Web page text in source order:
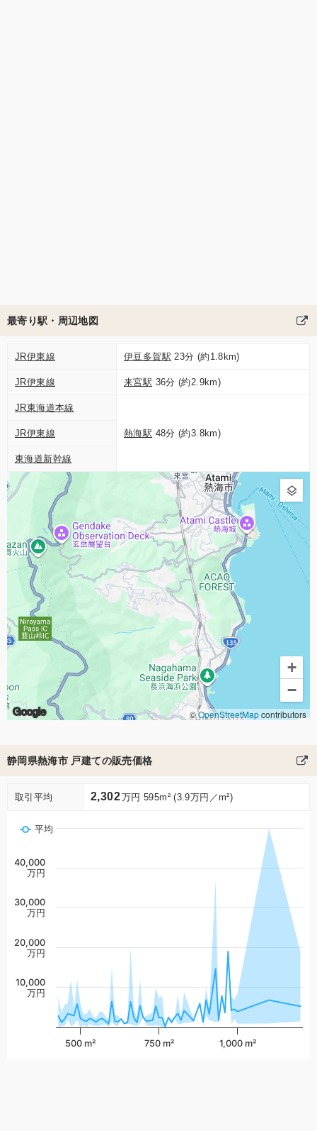
最寄り駅・周辺地図
JR伊東線 伊豆多賀駅 23分 (約1.8km)
JR伊東線 来宮駅 36分 (約2.9km)
JR東海道本線
熱海駅 48分 (約3.8km)
JR伊東線
東海道新幹線
Google
+
−
©OpenStreetMapcontributors
静岡県熱海市 戸建ての販売価格
取引平均 2,302万円 595m² (3.9万円／m²)
平均
1,000 m²
500 m² 750 m²
10,000
万円
20,000
万円
30,000
万円
40,000
万円